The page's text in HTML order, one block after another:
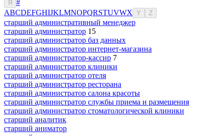
Я
#
ABCDEFGHIJKLMNOPQRSTUVWX Y Z
старший административный менеджер
старший администратор 15
старший администратор баз данных
старший администратор интернет-магазина
старший администратор-кассир 7
старший администратор клиники
старший администратор отеля
старший администратор ресторана
старший администратор салона красоты
старший администратор службы приема и размещения
старший администратор стоматологической клиники
старший аналитик
старший аниматор